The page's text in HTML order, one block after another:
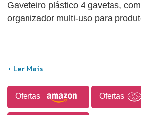
Gaveteiro plástico 4 gavetas,
organizador multi-uso para
Ofertas Ofertas